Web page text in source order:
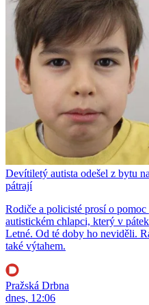
Devítiletý autista odešel z bytu
pátrají
Rodiče a policisté prosí o
autistickém chlapci, který v
Letné. Od té doby ho neviděli.
také výtahem.
Pražská Drbna
dnes, 12:06